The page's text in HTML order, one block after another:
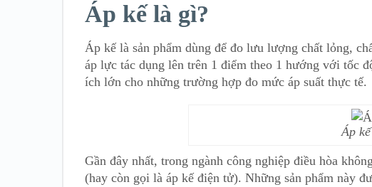
Áp kế là gì?
Áp kế là sản phẩm dùng để đo lưu lượng chất lỏng,
áp lực tác dụng lên trên 1 điểm theo 1 hướng với tốc
ích lớn cho những trường hợp đo mức áp suất thực tế.
Áp
Gần đây nhất, trong ngành công nghiệp điều hòa
(hay còn gọi là áp kế điện tử). Những sản phẩm này